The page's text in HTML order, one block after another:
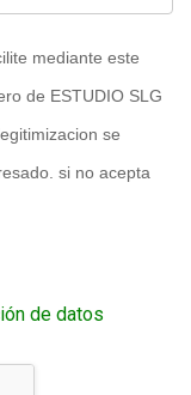
mediante este
de ESTUDIO SLG
se
si no acepta
de datos